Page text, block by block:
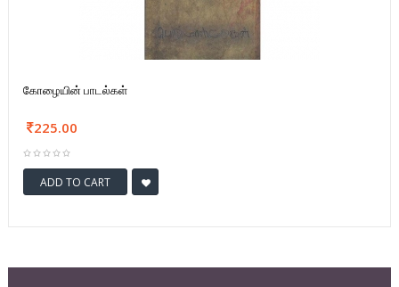
கோழையின் பாடல்கள்
225.00
ADD TO CART